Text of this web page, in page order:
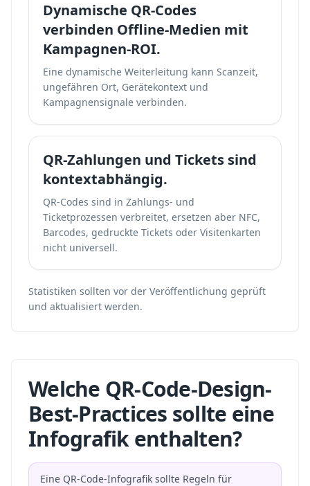
Dynamische QR-Codes
verbinden Offline-Medien mit
Kampagnen-ROI.
Eine dynamische Weiterleitung kann Scanzeit,
ungefähren Ort, Gerätekontext und
Kampagnensignale verbinden.
QR-Zahlungen und Tickets sind
kontextabhängig.
QR-Codes sind in Zahlungs- und
Ticketprozessen verbreitet, ersetzen aber NFC,
Barcodes, gedruckte Tickets oder Visitenkarten
nicht universell.
Statistiken sollten vor der Veröffentlichung geprüft
und aktualisiert werden.
Welche QR-Code-Design-
Best-Practices sollte eine
Infografik enthalten?
Eine QR-Code-Infografik sollte Regeln für